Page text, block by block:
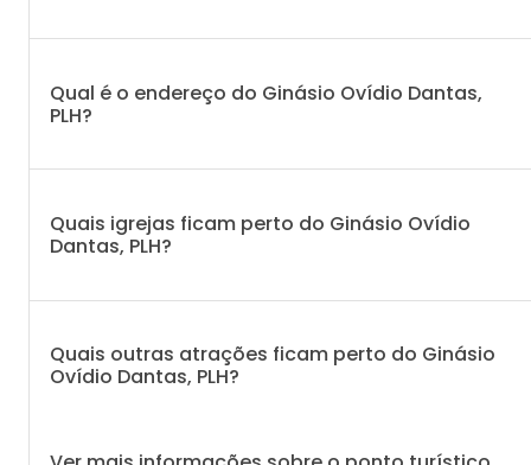
Qual é o endereço do Ginásio Ovídio Dantas,
PLH?
Quais igrejas ficam perto do Ginásio Ovídio
Dantas, PLH?
Quais outras atrações ficam perto do Ginásio
Ovídio Dantas, PLH?